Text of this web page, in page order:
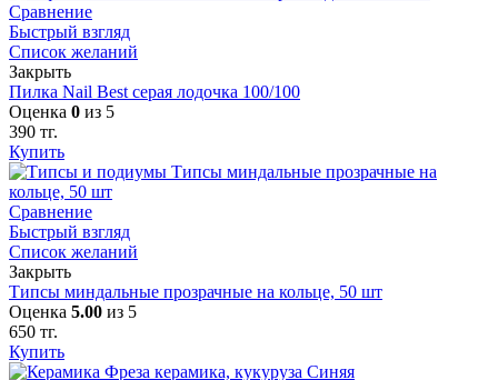
Сравнение
Быстрый взгляд
Список желаний
Закрыть
Пилка Nail Best серая лодочка 100/100
Оценка 0 из 5
390 тг.
Купить
Сравнение
Быстрый взгляд
Список желаний
Закрыть
Типсы миндальные прозрачные на кольце, 50 шт
Оценка 5.00 из 5
650 тг.
Купить